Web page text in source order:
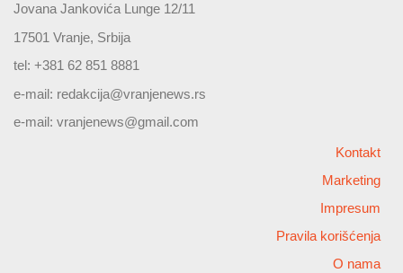
Jovana Jankovića Lunge 12/11
17501 Vranje, Srbija
tel: +381 62 851 8881
e-mail: redakcija@vranjenews.rs
e-mail: vranjenews@gmail.com
Kontakt
Marketing
Impresum
Pravila korišćenja
O nama